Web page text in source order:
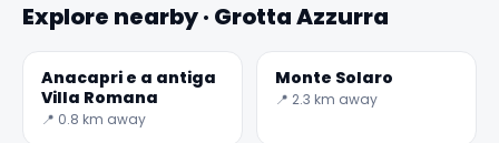
Explore nearby · Grotta Azzurra
Anacapri e a antiga
Villa Romana
📍 0.8 km away
Monte Solaro
📍 2.3 km away